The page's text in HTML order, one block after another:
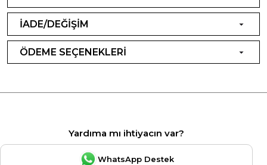
İADE/DEĞİŞİM
ÖDEME SEÇENEKLERİ
Yardıma mı ihtiyacın var?
WhatsApp Destek